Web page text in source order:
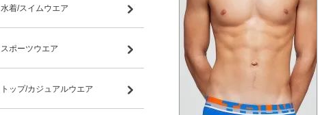
水着/スイムウエア
スポーツウエア
トップ/カジュアルウエア